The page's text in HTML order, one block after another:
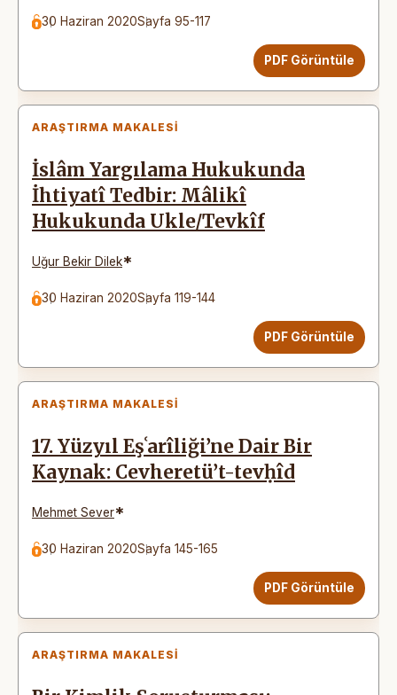
30 Haziran 2020Sayfa 95-117
PDF Görüntüle
ARAŞTIRMA MAKALESI
İslâm Yargılama Hukukunda
İhtiyatî Tedbir: Mâlikî
Hukukunda Ukle/Tevkîf
Uğur Bekir Dilek*
30 Haziran 2020Sayfa 119-144
PDF Görüntüle
ARAŞTIRMA MAKALESI
17. Yüzyıl Eşʿarîliği’ne Dair Bir
Kaynak: Cevheretü’t-tevḥîd
Mehmet Sever*
30 Haziran 2020Sayfa 145-165
PDF Görüntüle
ARAŞTIRMA MAKALESI